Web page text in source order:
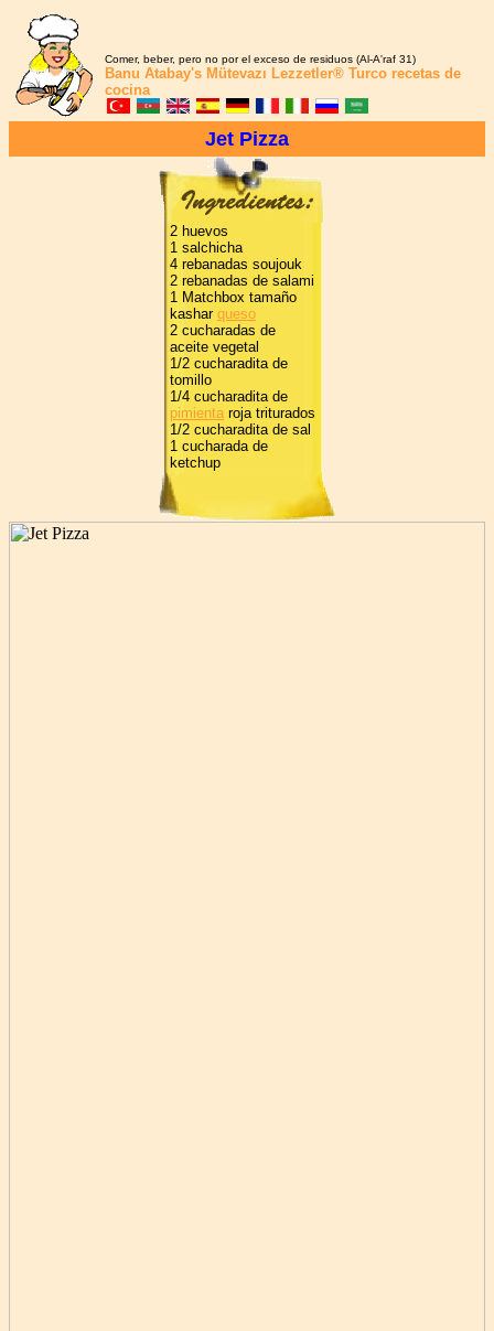
Comer, beber, pero no por el exceso de residuos (Al-A'raf 31)
Banu Atabay's Mütevazı Lezzetler® Turco recetas de
cocina
Jet Pizza
2 huevos
1 salchicha
4 rebanadas soujouk
2 rebanadas de salami
1 Matchbox tamaño
kashar queso
2 cucharadas de
aceite vegetal
1/2 cucharadita de
tomillo
1/4 cucharadita de
pimienta roja triturados
1/2 cucharadita de sal
1 cucharada de
ketchup